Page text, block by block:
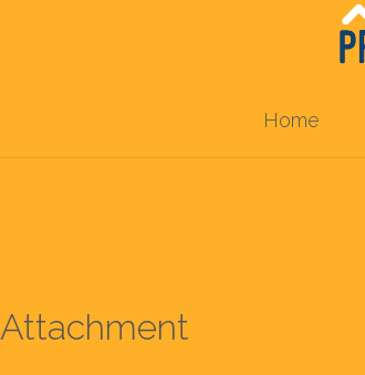
Home
Attachment